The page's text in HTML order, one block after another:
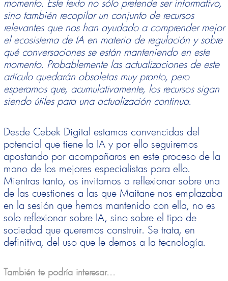
momento. Este texto no sólo pretende ser informativo,
sino también recopilar un conjunto de recursos
relevantes que nos han ayudado a comprender mejor
el ecosistema de IA en materia de regulación y sobre
qué conversaciones se están manteniendo en este
momento. Probablemente las actualizaciones de este
artículo quedarán obsoletas muy pronto, pero
esperamos que, acumulativamente, los recursos sigan
siendo útiles para una actualización continua.
Desde Cebek Digital estamos convencidas del
potencial que tiene la IA y por ello seguiremos
apostando por acompañaros en este proceso de la
mano de los mejores especialistas para ello.
Mientras tanto, os invitamos a reflexionar sobre una
de las cuestiones a las que Maitane nos emplazaba
en la sesión que hemos mantenido con ella, no es
solo reflexionar sobre IA, sino sobre el tipo de
sociedad que queremos construir. Se trata, en
definitiva, del uso que le demos a la tecnología.
También te podría interesar...